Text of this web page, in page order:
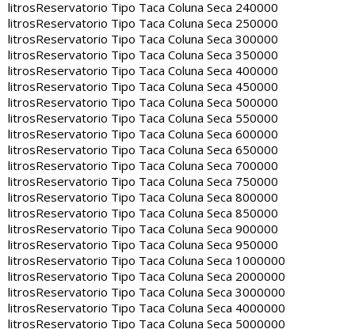
litrosReservatorio Tipo Taca Coluna Seca 240000
litrosReservatorio Tipo Taca Coluna Seca 250000
litrosReservatorio Tipo Taca Coluna Seca 300000
litrosReservatorio Tipo Taca Coluna Seca 350000
litrosReservatorio Tipo Taca Coluna Seca 400000
litrosReservatorio Tipo Taca Coluna Seca 450000
litrosReservatorio Tipo Taca Coluna Seca 500000
litrosReservatorio Tipo Taca Coluna Seca 550000
litrosReservatorio Tipo Taca Coluna Seca 600000
litrosReservatorio Tipo Taca Coluna Seca 650000
litrosReservatorio Tipo Taca Coluna Seca 700000
litrosReservatorio Tipo Taca Coluna Seca 750000
litrosReservatorio Tipo Taca Coluna Seca 800000
litrosReservatorio Tipo Taca Coluna Seca 850000
litrosReservatorio Tipo Taca Coluna Seca 900000
litrosReservatorio Tipo Taca Coluna Seca 950000
litrosReservatorio Tipo Taca Coluna Seca 1000000
litrosReservatorio Tipo Taca Coluna Seca 2000000
litrosReservatorio Tipo Taca Coluna Seca 3000000
litrosReservatorio Tipo Taca Coluna Seca 4000000
litrosReservatorio Tipo Taca Coluna Seca 5000000